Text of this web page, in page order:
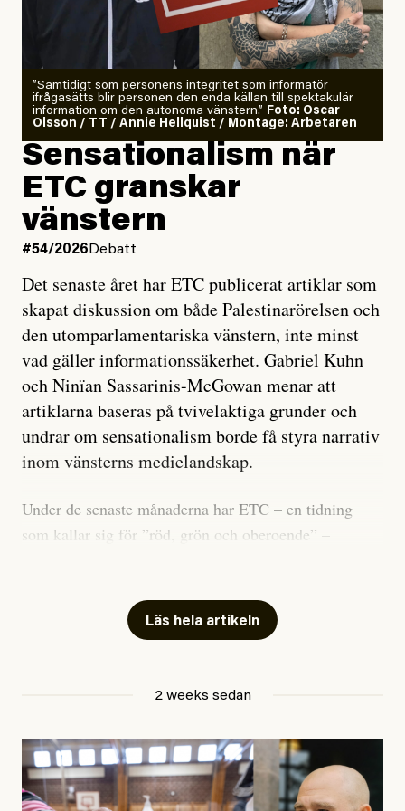
”Samtidigt som personens integritet som informatör
ifrågasätts blir personen den enda källan till spektakulär
information om den autonoma vänstern.” Foto: Oscar
Olsson / TT / Annie Hellquist / Montage: Arbetaren
Sensationalism när
ETC granskar
vänstern
#54/2026 Debatt
Det senaste året har ETC publicerat artiklar som
skapat diskussion om både Palestinarörelsen och
den utomparlamentariska vänstern, inte minst
vad gäller informationssäkerhet. Gabriel Kuhn
och Ninïan Sassarinis-McGowan menar att
artiklarna baseras på tvivelaktiga grunder och
undrar om sensationalism borde få styra narrativ
inom vänsterns medielandskap.
Under de senaste månaderna har ETC – en tidning
som kallar sig för ”röd, grön och oberoende” –
skriver för? Vad betyder det att vara en ”röd, grön och
oberoende” tidning? Och vad är egentligen bra
utpekas som israelisk infiltratör”. Enligt ingressen
handlar artikeln om en person vars ”bakgrund skapar
Läs hela artikeln
2 weeks sedan